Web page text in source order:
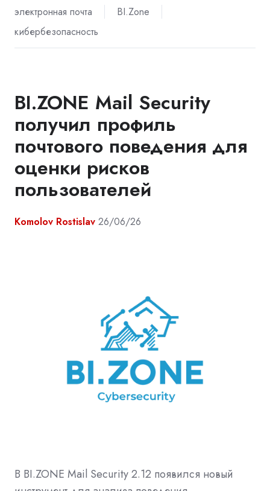
электронная почта
BI.Zone
кибербезопасность
BI.ZONE Mail Security
получил профиль
почтового поведения для
оценки рисков
пользователей
Komolov Rostislav 26/06/26
В BI.ZONE Mail Security 2.12 появился новый